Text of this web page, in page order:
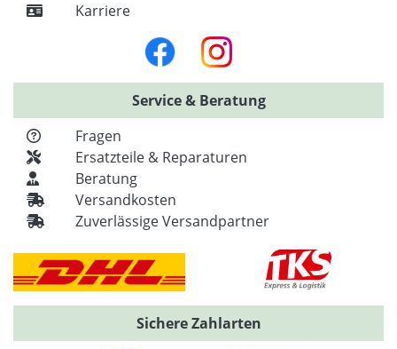
Karriere
Service & Beratung
Fragen
Ersatzteile & Reparaturen
Beratung
Versandkosten
Zuverlässige Versandpartner
Sichere Zahlarten